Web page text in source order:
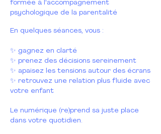
formée à l'accompagnement
psychologique de la parentalité
En quelques séances, vous :
✨ gagnez en clarté
✨ prenez des décisions sereinement
✨ apaisez les tensions autour des écrans
✨ retrouvez une relation plus fluide avec
votre enfant
Le numérique (re)prend sa juste place
dans votre quotidien.